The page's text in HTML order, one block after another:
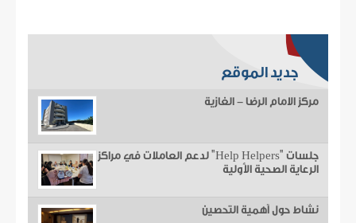
جديد الموقع
مركز الامام الرضا - الغازية
جلسات "Help Helpers" لدعم العاملات في مراكز
الرعاية الصحية الأولية
نشاط حول أهمية التحصين